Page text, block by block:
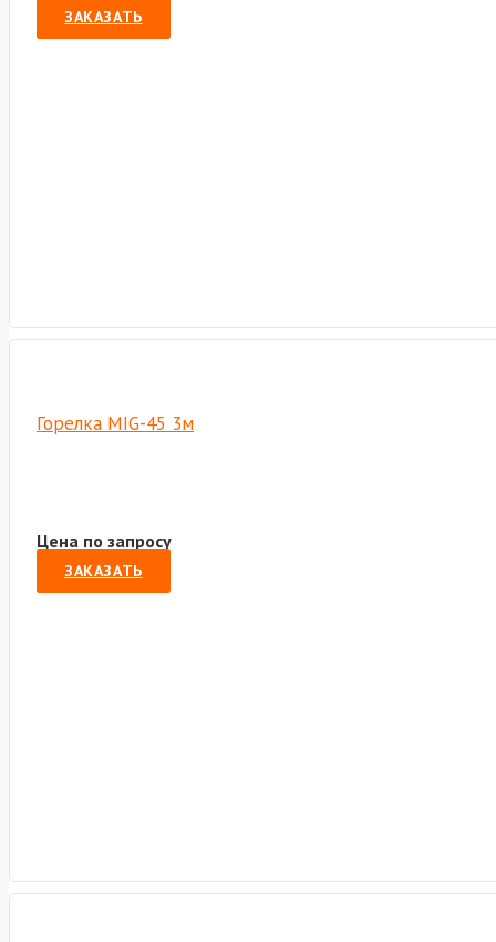
ЗАКАЗАТЬ
Горелка MIG-45 3м
Цена по запросу
ЗАКАЗАТЬ